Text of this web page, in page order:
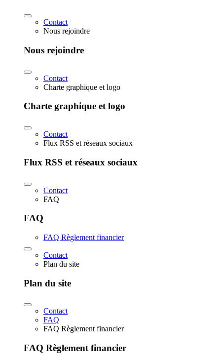
Contact
Nous rejoindre
Nous rejoindre
Contact
Charte graphique et logo
Charte graphique et logo
Contact
Flux RSS et réseaux sociaux
Flux RSS et réseaux sociaux
Contact
FAQ
FAQ
FAQ Règlement financier
Contact
Plan du site
Plan du site
Contact
FAQ
FAQ Règlement financier
FAQ Règlement financier